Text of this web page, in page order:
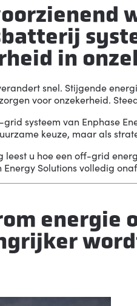
in
snel. Stijgende
voor onzekerheid.
systeem van Enphase
keuze, maar als
leest u hoe een off-grid
Energy Solutions volledig
energie